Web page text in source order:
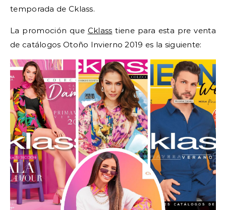
temporada de Cklass.
La promoción que Cklass tiene para esta pre venta
de catálogos Otoño Invierno 2019 es la siguiente: